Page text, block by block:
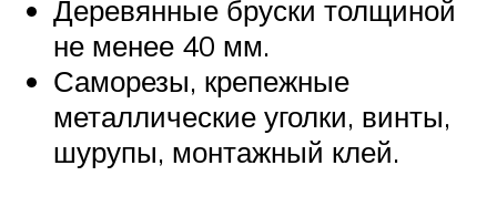
Деревянные бруски толщиной
не менее 40 мм.
Саморезы, крепежные
металлические уголки, винты,
шурупы, монтажный клей.